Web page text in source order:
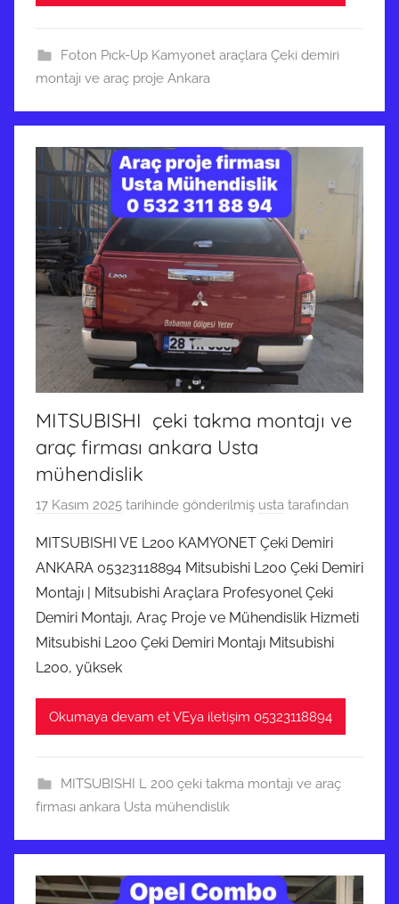
Foton Pıck-Up Kamyonet araçlara Çeki demiri
montajı ve araç proje Ankara
MITSUBISHI çeki takma montajı ve
araç firması ankara Usta
mühendislik
17 Kasım 2025 tarihinde gönderilmiş usta tarafından
MITSUBISHI VE L200 KAMYONET Çeki Demiri
ANKARA 05323118894 Mitsubishi L200 Çeki Demiri
Montajı | Mitsubishi Araçlara Profesyonel Çeki
Demiri Montajı, Araç Proje ve Mühendislik Hizmeti
Mitsubishi L200 Çeki Demiri Montajı Mitsubishi
L200, yüksek
Okumaya devam et VEya iletişim 05323118894
MITSUBISHI L 200 çeki takma montajı ve araç
firması ankara Usta mühendislik